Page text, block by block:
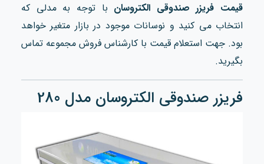
قیمت فریزر صندوقی الکتروسان با توجه به مدلی که
انتخاب می کنید و نوسانات موجود در بازار متغیر خواهد
بود. جهت استعلام قیمت با کارشناس فروش مجموعه تماس
بگیرید.
فریزر صندوقی الکتروسان مدل 280